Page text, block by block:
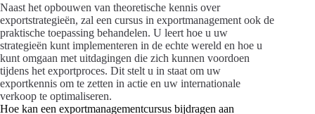
Naast het opbouwen van theoretische kennis over
exportstrategieën, zal een cursus in exportmanagement ook de
praktische toepassing behandelen. U leert hoe u uw
strategieën kunt implementeren in de echte wereld en hoe u
kunt omgaan met uitdagingen die zich kunnen voordoen
tijdens het exportproces. Dit stelt u in staat om uw
exportkennis om te zetten in actie en uw internationale
verkoop te optimaliseren.
Hoe kan een exportmanagementcursus bijdragen aan